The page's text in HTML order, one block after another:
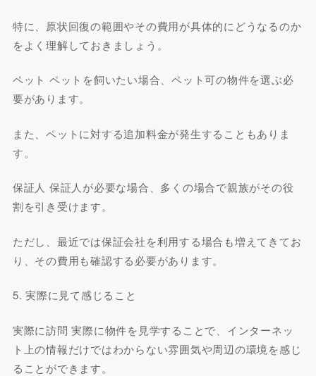
特に、原状回復の範囲やその費用が具体的にどうなるのか
をよく理解しておきましょう。
ペット ペットを飼いたい場合、ペット可の物件を選ぶ必
要があります。
また、ペットに対する追加料金が発生することもありま
す。
保証人 保証人が必要な場合、多くの場合で親族がその役
割を引き受けます。
ただし、最近では保証会社を利用する場合も増えてきてお
り、その費用も確認する必要があります。
5. 実際に見て感じること
実際に訪問 実際に物件を見学することで、インターネッ
ト上の情報だけではわからない雰囲気や周辺の環境を感じ
ることができます。